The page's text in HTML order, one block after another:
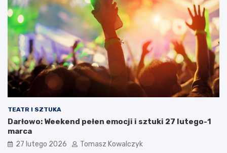
TEATR I SZTUKA
Darłowo: Weekend pełen emocji i sztuki 27 lutego-1
marca
27 lutego 2026 Tomasz Kowalczyk